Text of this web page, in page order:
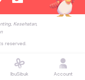
Kesehatan,
reserved.
IbuSibuk Account